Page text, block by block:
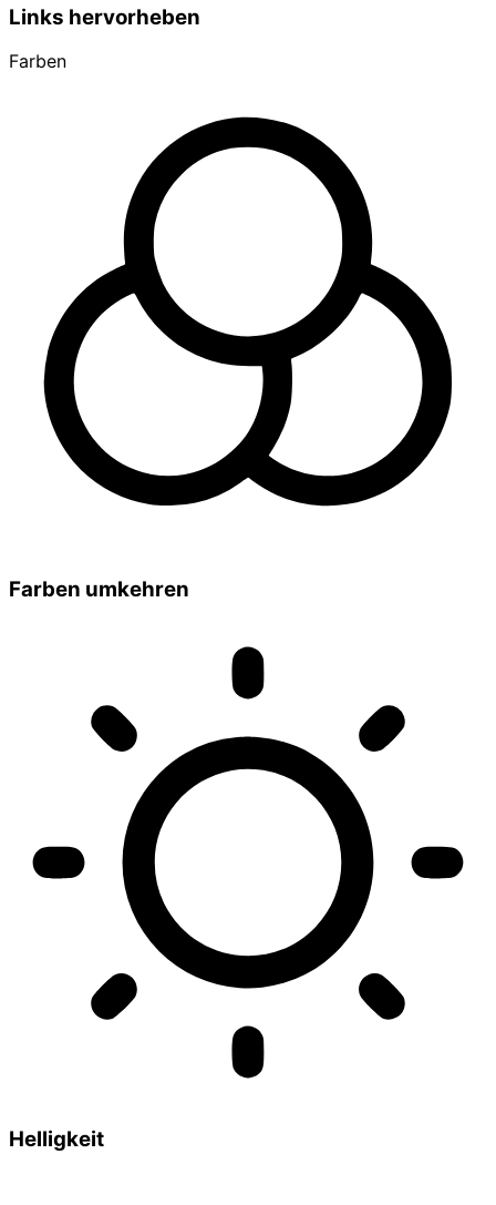
Links hervorheben
Farben
Farben umkehren
Helligkeit